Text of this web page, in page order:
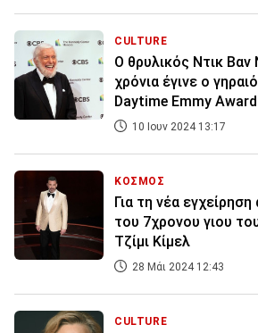
CULTURE
Ο θρυλικός Ντικ Βαν
χρόνια έγινε ο
Daytime Emmy
10 Ιουν 2024 13:17
ΚΟΣΜΟΣ
Για τη νέα
του 7χρονου γιου
Τζίμι Κίμελ
28 Μάι 2024 12:43
CULTURE